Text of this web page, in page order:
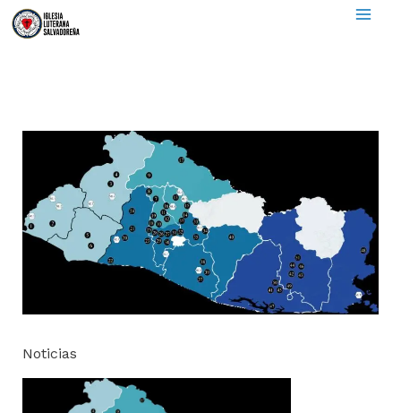
content
Noticias